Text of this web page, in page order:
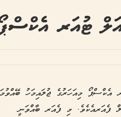
ޓުއަރ
އެކްސްޕޯ މިއަހަރުގެ ޖުލައިމަހު
ފެއަރއެކެވެ. މި ފެއަރ ބާއްވަނީ